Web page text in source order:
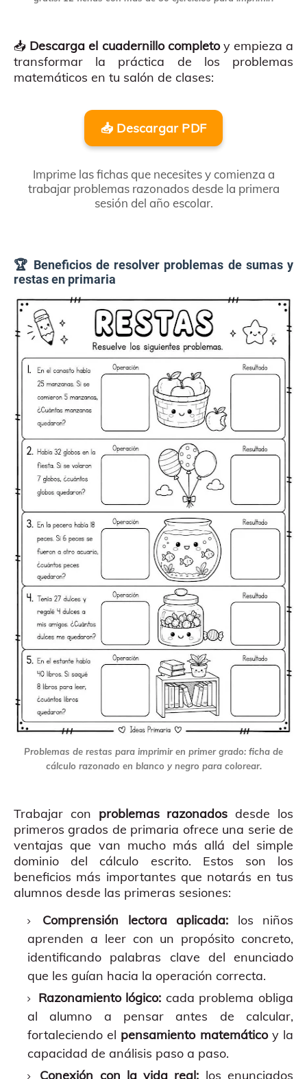
📥 Descarga el cuadernillo completoy empieza a
transformar la práctica de los problemas
matemáticos en tu salón de clases:
📥 Descargar PDF
Imprime las fichas que necesites y comienza a
trabajar problemas razonados desde la primera
sesión del año escolar.
🏆 Beneficios de resolver problemas de sumas y
restas en primaria
Problemas de restas para imprimir en primer grado: ficha de
cálculo razonado en blanco y negro para colorear.
Trabajar con problemas razonados desde los
primeros grados de primaria ofrece una serie de
ventajas que van mucho más allá del simple
dominio del cálculo escrito. Estos son los
beneficios más importantes que notarás en tus
alumnos desde las primeras sesiones:
Comprensión lectora aplicada: los niños
aprenden a leer con un propósito concreto,
identificando palabras clave del enunciado
que les guían hacia la operación correcta.
Razonamiento lógico: cada problema obliga
al alumno a pensar antes de calcular,
fortaleciendo el pensamiento matemáticoy la
capacidad de análisis paso a paso.
Conexión con la vida real: los enunciados